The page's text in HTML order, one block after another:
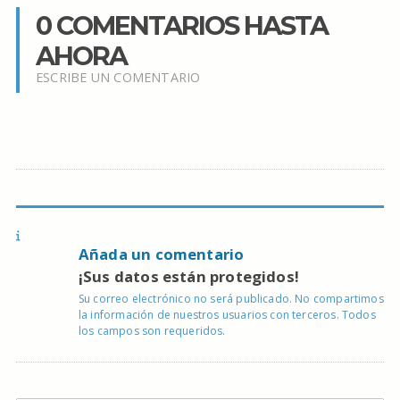
0 COMENTARIOS HASTA
AHORA
ESCRIBE UN COMENTARIO
Añada un comentario
¡Sus datos están protegidos!
Su correo electrónico no será publicado. No compartimos
la información de nuestros usuarios con terceros. Todos
los campos son requeridos.